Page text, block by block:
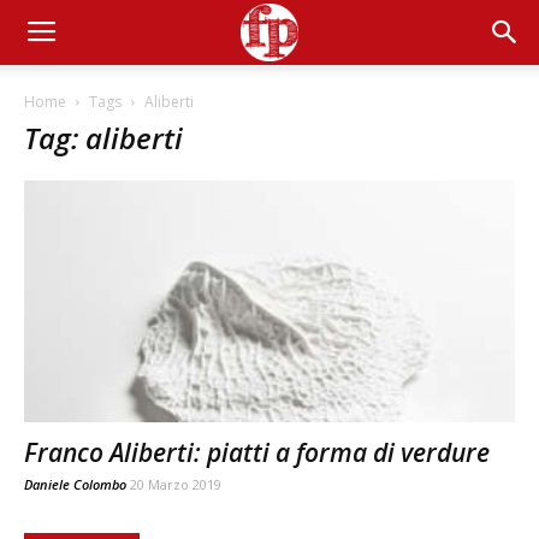
Home Tags Aliberti
Tag: aliberti
Franco Aliberti: piatti a forma di verdure
Daniele Colombo 20 Marzo 2019